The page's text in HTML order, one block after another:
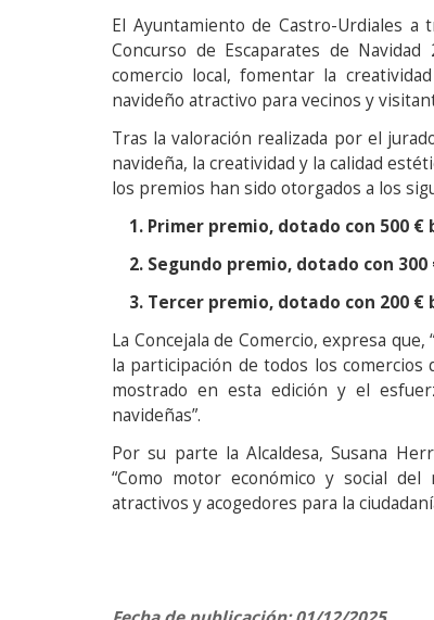
El Ayuntamiento de Castro-Urdiales a
Concurso de Escaparates de
comercio local, fomentar la
navideño atractivo para vecinos y
Tras la valoración realizada por el
navideña, la creatividad y la calidad
los premios han sido otorgados a los
1. Primer premio, dotado con 500
2. Segundo premio, dotado con 300
3. Tercer premio, dotado con 200
La Concejala de Comercio, expresa
la participación de todos los
mostrado en esta edición y el
navideñas”.
Por su parte la Alcaldesa, Susana
“Como motor económico y social
atractivos y acogedores para la